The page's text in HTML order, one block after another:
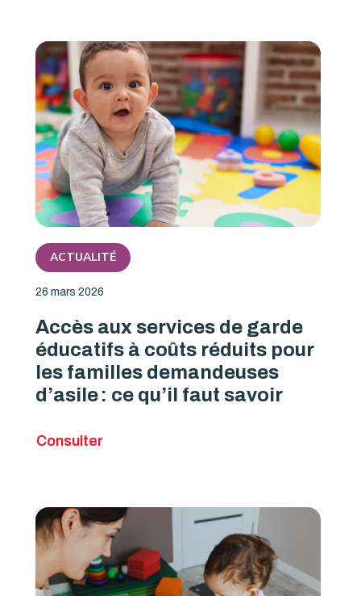
ACTUALITÉ
26 mars 2026
Accès aux services de garde
éducatifs à coûts réduits pour
les familles demandeuses
d’asile : ce qu’il faut savoir
Consulter